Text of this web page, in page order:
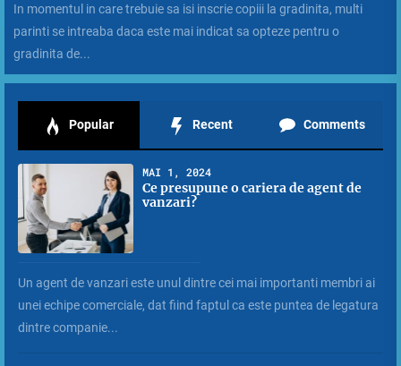
In momentul in care trebuie sa isi inscrie copiii la gradinita, multi
parinti se intreaba daca este mai indicat sa opteze pentru o
gradinita de...
Popular Recent Comments
MAI 1, 2024
Ce presupune o cariera de agent de
vanzari?
Un agent de vanzari este unul dintre cei mai importanti membri ai
unei echipe comerciale, dat fiind faptul ca este puntea de legatura
dintre companie...